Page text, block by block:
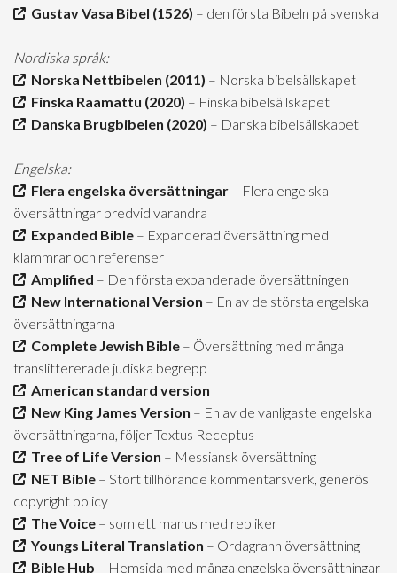
Gustav Vasa Bibel (1526) – den första Bibeln på svenska
Nordiska språk:
Norska Nettbibelen (2011) – Norska bibelsällskapet
Finska Raamattu (2020) – Finska bibelsällskapet
Danska Brugbibelen (2020) – Danska bibelsällskapet
Engelska:
Flera engelska översättningar – Flera engelska
översättningar bredvid varandra
Expanded Bible – Expanderad översättning med
klammrar och referenser
Amplified – Den första expanderade översättningen
New International Version – En av de största engelska
översättningarna
Complete Jewish Bible – Översättning med många
translittererade judiska begrepp
American standard version
New King James Version – En av de vanligaste engelska
översättningarna, följer Textus Receptus
Tree of Life Version – Messiansk översättning
NET Bible – Stort tillhörande kommentarsverk, generös
copyright policy
The Voice – som ett manus med repliker
Youngs Literal Translation – Ordagrann översättning
Bible Hub – Hemsida med många engelska översättningar